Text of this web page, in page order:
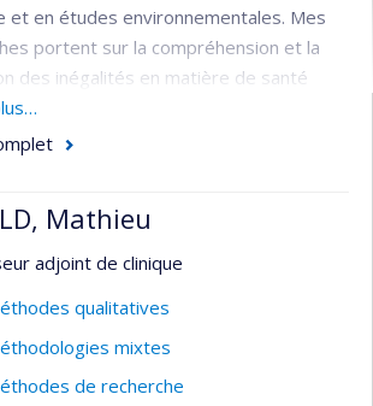
et en études environnementales. Mes
portent sur la compréhension et la
des inégalités en matière de santé
des structures sociales et
mondiales, en partenariat
bananière sur la santé au travail
et les impacts sur la santé de
sociale des connaissances en santé
et les influences des entreprises sur la
la recherche en santé. J'utilise des
Mathieu
adjoint de clinique
qualitatives
mixtes
de recherche